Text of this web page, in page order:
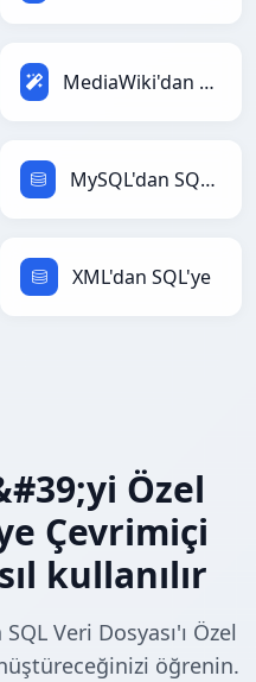
MediaWiki'dan Magic'ye
MySQL'dan SQL'ye
XML'dan SQL'ye
Özel
Çevrimiçi
kullanılır
Veri Dosyası'ı Özel
öğrenin.